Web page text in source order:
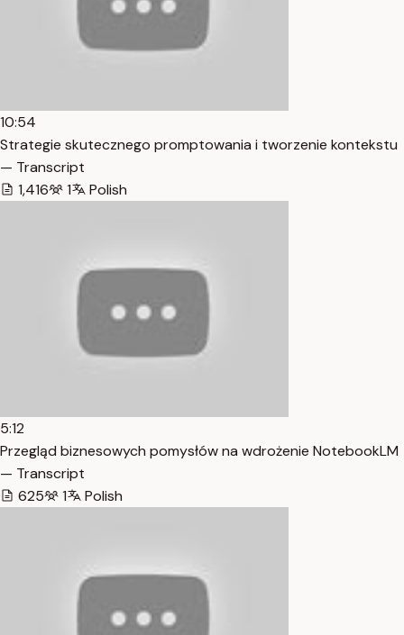
10:54
Strategie skutecznego promptowania i tworzenie kontekstu
— Transcript
1,416
1 Polish
5:12
Przegląd biznesowych pomysłów na wdrożenie NotebookLM
— Transcript
625
1 Polish